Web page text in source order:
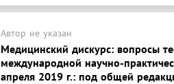
Автор не указан
Медицинский дискурс: вопросы
международной научно-
апреля 2019 г.: под общей